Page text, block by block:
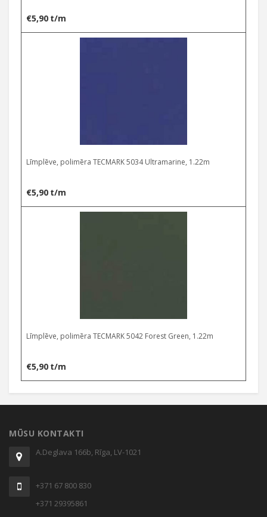
€5,90 t/m
Līmplēve, polimēra TECMARK 5034 Ultramarine, 1.22m
€5,90 t/m
Līmplēve, polimēra TECMARK 5042 Forest Green, 1.22m
€5,90 t/m
MŪSU KONTAKTI
A.Deglava 166b, Rīga, LV-1021
+371 67 800 830
+371 29395861